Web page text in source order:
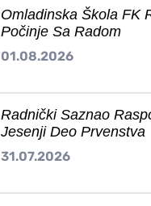
Omladinska Škola FK
Počinje Sa Radom
01.08.2026
Radnički Saznao
Jesenji Deo Prvenstva
31.07.2026